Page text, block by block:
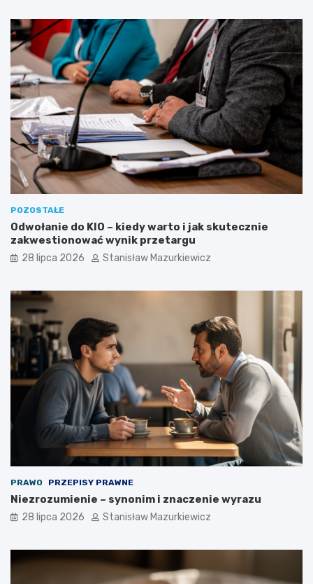
POZOSTAŁE
Odwołanie do KIO – kiedy warto i jak skutecznie
zakwestionować wynik przetargu
28 lipca 2026 Stanisław Mazurkiewicz
PRAWO PRZEPISY PRAWNE
Niezrozumienie – synonim i znaczenie wyrazu
28 lipca 2026 Stanisław Mazurkiewicz